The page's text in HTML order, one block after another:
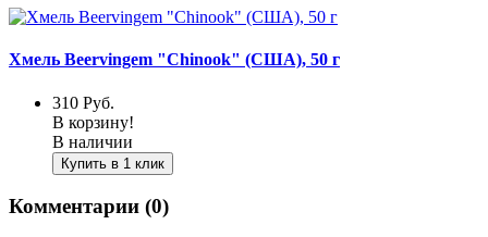
Хмель Beervingem "Chinook" (США), 50 г
310 Руб.
В корзину!
В наличии
Купить в 1 клик
Комментарии (0)